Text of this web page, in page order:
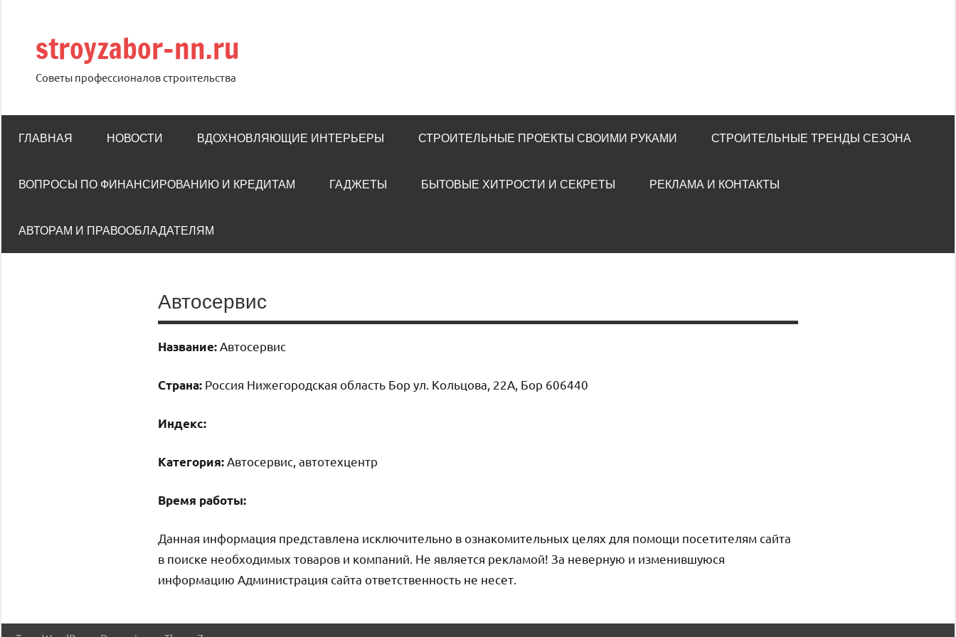
содержимому
stroyzabor-nn.ru
Советы профессионалов строительства
ГЛАВНАЯ НОВОСТИ ВДОХНОВЛЯЮЩИЕ ИНТЕРЬЕРЫ СТРОИТЕЛЬНЫЕ ПРОЕКТЫ СВОИМИ РУКАМИ СТРОИТЕЛЬНЫЕ ТРЕНДЫ СЕЗОНА
ВОПРОСЫ ПО ФИНАНСИРОВАНИЮ И КРЕДИТАМ ГАДЖЕТЫ БЫТОВЫЕ ХИТРОСТИ И СЕКРЕТЫ РЕКЛАМА И КОНТАКТЫ
АВТОРАМ И ПРАВООБЛАДАТЕЛЯМ
Автосервис
Название:Автосервис
Страна: Россия Нижегородская область Бор ул. Кольцова, 22А, Бор 606440
Индекс:
Категория:Автосервис, автотехцентр
Время работы:
Данная информация представлена исключительно в ознакомительных целях для помощи посетителям сайта
в поиске необходимых товаров и компаний. Не является рекламой! За неверную и изменившуюся
информацию Администрация сайта ответственность не несет.